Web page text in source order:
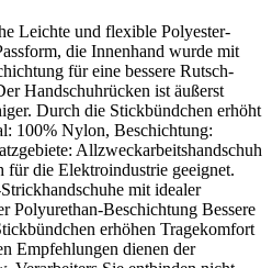
Leichte und flexible Polyester-
die Innenhand wurde mit
für eine bessere Rutsch-
Handschuhrücken ist äußerst
Durch die Stickbündchen erhöht
100% Nylon, Beschichtung:
Allzweckarbeitshandschuh
für die Elektroindustrie geeignet.
mit idealer
Polyurethan-Beschichtung Bessere
erhöhen Tragekomfort
Empfehlungen dienen der